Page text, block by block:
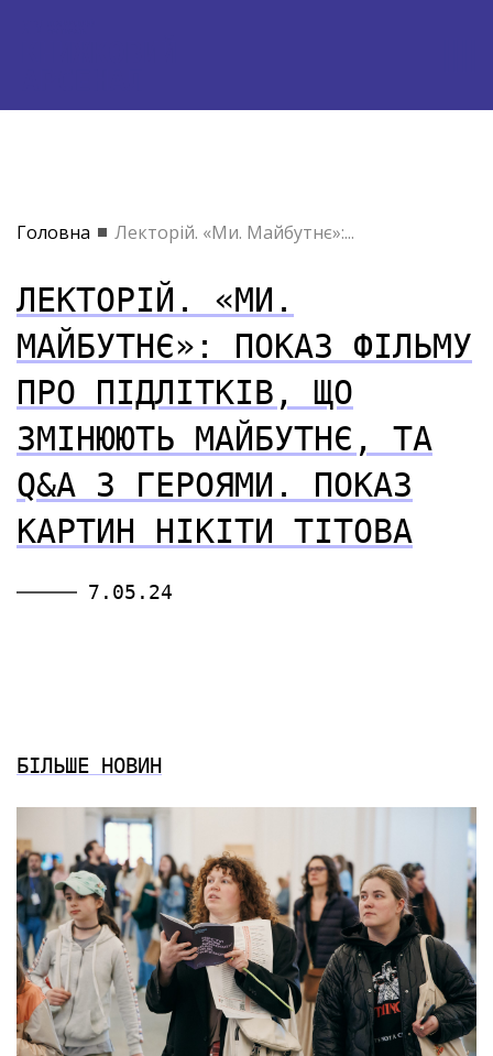
Головна Лекторій. «Ми. Майбутнє»:...
ЛЕКТОРІЙ. «МИ.
МАЙБУТНЄ»: ПОКАЗ ФІЛЬМУ
ПРО ПІДЛІТКІВ, ЩО
ЗМІНЮЮТЬ МАЙБУТНЄ, ТА
Q&A З ГЕРОЯМИ. ПОКАЗ
КАРТИН НІКІТИ ТІТОВА
7.05.24
БІЛЬШЕ НОВИН